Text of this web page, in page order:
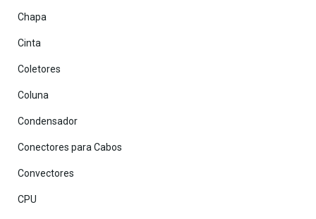
Chapa
Cinta
Coletores
Coluna
Condensador
Conectores para Cabos
Convectores
CPU